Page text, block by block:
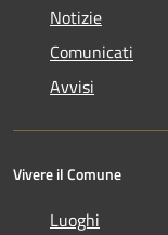
Notizie
Comunicati
Avvisi
Vivere il Comune
Luoghi